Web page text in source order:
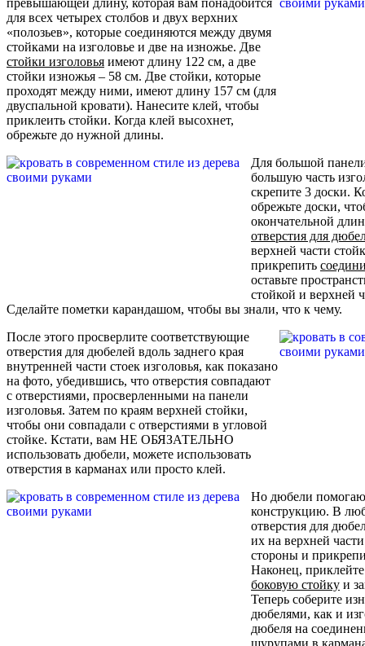
для всех четырех столбов и двух верхних
«полозьев», которые соединяются между двумя
стойками на изголовье и две на изножье. Две
стойки изголовья имеют длину 122 см, а две
стойки изножья – 58 см. Две стойки, которые
проходят между ними, имеют длину 157 см (для
двуспальной кровати). Нанесите клей, чтобы
приклеить стойки. Когда клей высохнет,
обрежьте до нужной длины.
Для большой
большую часть
скрепите 3 доски.
обрежьте доски,
окончательной
отверстия для
верхней части
прикрепить
оставьте
стойкой и верхней
Сделайте пометки карандашом, чтобы вы знали, что к чему.
После этого просверлите соответствующие
отверстия для дюбелей вдоль заднего края
внутренней части стоек изголовья, как показано
на фото, убедившись, что отверстия совпадают
с отверстиями, просверленными на панели
изголовья. Затем по краям верхней стойки,
чтобы они совпадали с отверстиями в угловой
стойке. Кстати, вам НЕ ОБЯЗАТЕЛЬНО
использовать дюбели, можете использовать
отверстия в карманах или просто клей.
Но дюбели
конструкцию. В
отверстия для
их на верхней
стороны и
Наконец,
боковую стойку и
Теперь соберите
дюбелями, как и
дюбеля на
шурупами в